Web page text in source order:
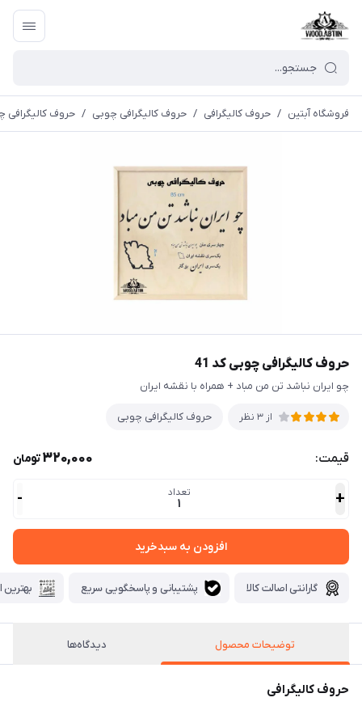
فروشگاه آبتین / حروف کالیگرافی / حروف کالیگرافی چوبی / حروف کالیگرافی
حروف کالیگرافی چوبی کد 41
چو ایران نباشد تن من مباد + همراه با نقشه ایران
از 3 نظر حروف کالیگرافی چوبی
قیمت: 320,000تومان
+ تعداد
1
-
افزودن به سبدخرید
گارانتی اصالت کالا پشتیبانی و پاسخگویی سریع بهترین
توضیحات محصول دیدگاه‌ها
حروف کالیگرافی